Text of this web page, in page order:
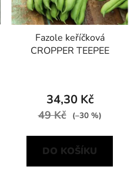
Fazole keříčková
CROPPER TEEPEE
34,30 Kč
49 Kč (–30 %)
DO KOŠÍKU